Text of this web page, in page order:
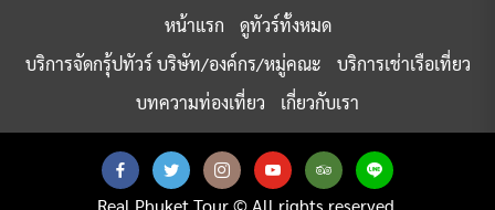
หน้าแรก
ดูทัวร์ทั้งหมด
บริการจัดกรุ้ปทัวร์ บริษัท/องค์กร/หมู่คณะ
บริการเช่าเรือเที่ยว
บทความท่องเที่ยว
เกี่ยวกับเรา
Real Phuket Tour © All rights reserved.